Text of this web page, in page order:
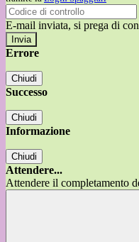
E-mail inviata, si prega di
Errore
Chiudi
Successo
Chiudi
Informazione
Chiudi
Attendere...
Attendere il completamento